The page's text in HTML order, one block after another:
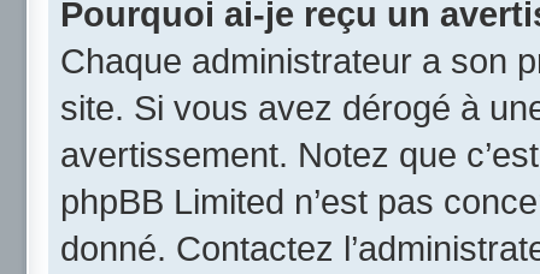
Pourquoi ai-je reçu un
Chaque administrateur a son
site. Si vous avez dérogé à
avertissement. Notez que
phpBB Limited n’est pas
donné. Contactez